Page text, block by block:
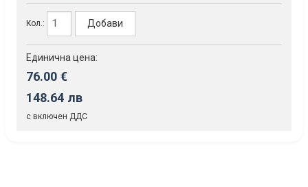
Кол.: Добави
Единична цена:
76.00 €
148.64 лв
с включен ДДС